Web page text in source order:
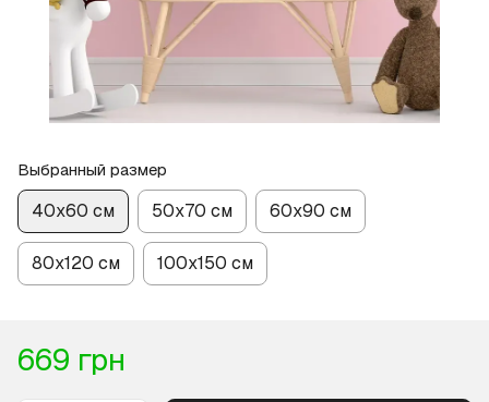
Выбранный размер
40х60 см 50х70 см 60х90 см
80х120 см 100х150 см
669 грн